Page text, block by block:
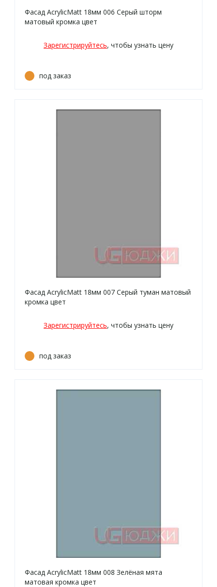
Фасад AcrylicMatt 18мм 006 Серый шторм
матовый кромка цвет
Зарегистрируйтесь, чтобы узнать цену
под заказ
Фасад AcrylicMatt 18мм 007 Серый туман матовый
кромка цвет
Зарегистрируйтесь, чтобы узнать цену
под заказ
Фасад AcrylicMatt 18мм 008 Зелёная мята
матовая кромка цвет